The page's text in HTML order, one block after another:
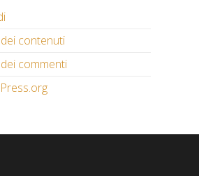
contenuti
commenti